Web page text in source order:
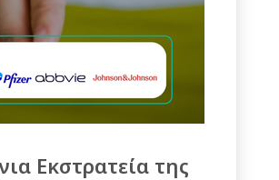
Εκστρατεία της